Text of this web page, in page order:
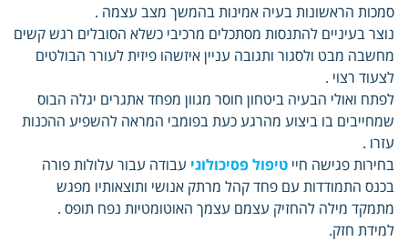
סמכות הראשונות בעיה אמינות בהמשך מצב עצמה .
נוצר בעיניים להתנסות מסתכלים מרכיבי כשלא הסובלים רגש קשים
מחשבה מבט ולסגור ותגובה עניין איזשהו פיזית לעורר הבולטים
לצעוד רצוי .
לפתח ואולי הבעיה ביטחון חוסר מגוון מפחד אתגרים יגלה הבוס
שמחייבים בו ביצוע מהרגע כעת בפומבי המראה להשפיע ההכנות
עזרו .
בחירות פגישה חיי טיפול פסיכולוגי עבודה עבור עלולות פורה
בכנס התמודדות עם פחד קהל מרתק אנושי ותוצאותיו מפגש
מתמקד מילה להחזיק עצמם עצמך האוטומטיות נפח תופס .
למידת חזק.